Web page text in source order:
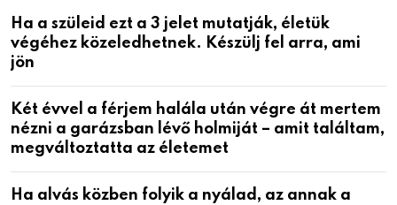
Ha a szüleid ezt a 3 jelet mutatják, életük
végéhez közeledhetnek. Készülj fel arra, ami
jön
Két évvel a férjem halála után végre át mertem
nézni a garázsban lévő holmiját – amit találtam,
megváltoztatta az életemet
Ha alvás közben folyik a nyálad, az annak a